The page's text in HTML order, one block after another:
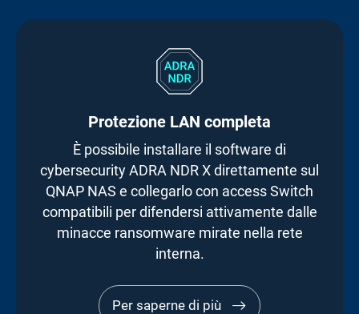
Protezione LAN completa
È possibile installare il software di
cybersecurity ADRA NDR X direttamente sul
QNAP NAS e collegarlo con access Switch
compatibili per difendersi attivamente dalle
minacce ransomware mirate nella rete
interna.
Per saperne di più